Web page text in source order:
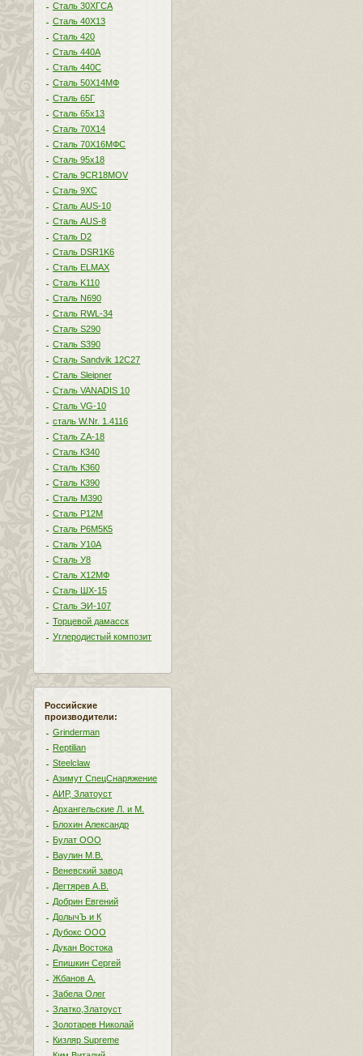
Сталь 30ХГСА
Сталь 40Х13
Сталь 420
Сталь 440A
Сталь 440С
Сталь 50Х14МФ
Сталь 65Г
Сталь 65х13
Сталь 70Х14
Сталь 70Х16МФС
Сталь 95х18
Сталь 9CR18MOV
Сталь 9ХС
Сталь AUS-10
Сталь AUS-8
Сталь D2
Сталь DSR1K6
Сталь ELMAX
Сталь K110
Сталь N690
Сталь RWL-34
Сталь S290
Сталь S390
Сталь Sandvik 12C27
Сталь Sleipner
Сталь VANADIS 10
Сталь VG-10
сталь W.Nr. 1.4116
Сталь ZA-18
Сталь К340
Сталь К360
Сталь К390
Сталь М390
Сталь Р12М
Сталь Р6М5К5
Сталь У10А
Сталь У8
Сталь Х12МФ
Сталь ШХ-15
Сталь ЭИ-107
Торцевой дамасск
Углеродистый композит
Российские
производители:
Grinderman
Reptilian
Steelclaw
Азимут СпецСнаряжение
АИР, Златоуст
Архангельские Л. и М.
Блохин Александр
Булат ООО
Ваулин М.В.
Веневский завод
Дегтярев А.В.
Добрин Евгений
ДолычЪ и К
Дубокс ООО
Дукан Востока
Епишкин Сергей
Жбанов А.
Забела Олег
Златко,Златоуст
Золотарев Николай
Кизляр Supreme